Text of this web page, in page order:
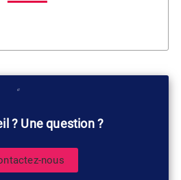
? Une question ?
nous